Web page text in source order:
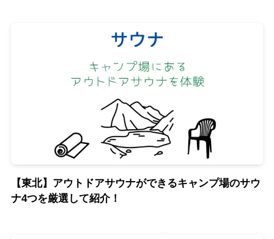
【東北】アウトドアサウナができるキャンプ場のサウ
ナ4つを厳選して紹介！